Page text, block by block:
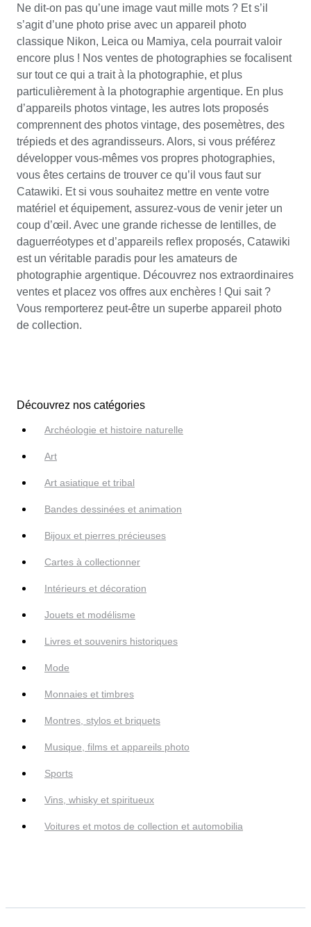
Ne dit-on pas qu’une image vaut mille mots ? Et s’il
s’agit d’une photo prise avec un appareil photo
classique Nikon, Leica ou Mamiya, cela pourrait valoir
encore plus ! Nos ventes de photographies se focalisent
sur tout ce qui a trait à la photographie, et plus
particulièrement à la photographie argentique. En plus
d’appareils photos vintage, les autres lots proposés
comprennent des photos vintage, des posemètres, des
trépieds et des agrandisseurs. Alors, si vous préférez
développer vous-mêmes vos propres photographies,
vous êtes certains de trouver ce qu’il vous faut sur
Catawiki. Et si vous souhaitez mettre en vente votre
matériel et équipement, assurez-vous de venir jeter un
coup d’œil. Avec une grande richesse de lentilles, de
daguerréotypes et d’appareils reflex proposés, Catawiki
est un véritable paradis pour les amateurs de
photographie argentique. Découvrez nos extraordinaires
ventes et placez vos offres aux enchères ! Qui sait ?
Vous remporterez peut-être un superbe appareil photo
de collection.
Découvrez nos catégories
Archéologie et histoire naturelle
Art
Art asiatique et tribal
Bandes dessinées et animation
Bijoux et pierres précieuses
Cartes à collectionner
Intérieurs et décoration
Jouets et modélisme
Livres et souvenirs historiques
Mode
Monnaies et timbres
Montres, stylos et briquets
Musique, films et appareils photo
Sports
Vins, whisky et spiritueux
Voitures et motos de collection et automobilia